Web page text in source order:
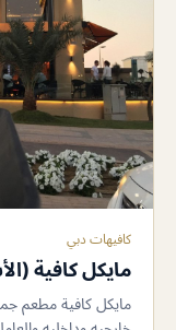
كافيهات دبي
مايكل كافية
مايكل كافية مطعم